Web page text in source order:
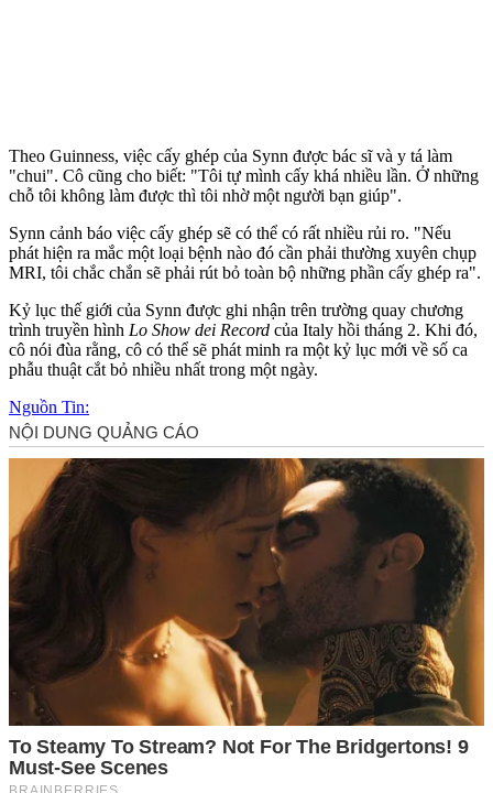
Theo Guinness, việc cấy ghép của Synn được bác sĩ và y tá làm
"chui". Cô cũng cho biết: "Tôi tự mình cấy khá nhiều lần. Ở những
chỗ tôi không làm được thì tôi nhờ một người bạn giúp".
Synn cảnh báo việc cấy ghép sẽ có thể có rất nhiều rủi ro. "Nếu
phát hiện ra mắc một loại bệnh nào đó cần phải thường xuyên chụp
MRI, tôi chắc chắn sẽ phải rút bỏ toàn bộ những phần cấy ghép ra".
Kỷ lục thế giới của Synn được ghi nhận trên trường quay chương
trình truyền hình Lo Show dei Record của Italy hồi tháng 2. Khi đó,
cô nói đùa rằng, cô có thể sẽ phát minh ra một kỷ lục mới về số ca
phẫu thuật cắt bỏ nhiều nhất trong một ngày.
Nguồn Tin: